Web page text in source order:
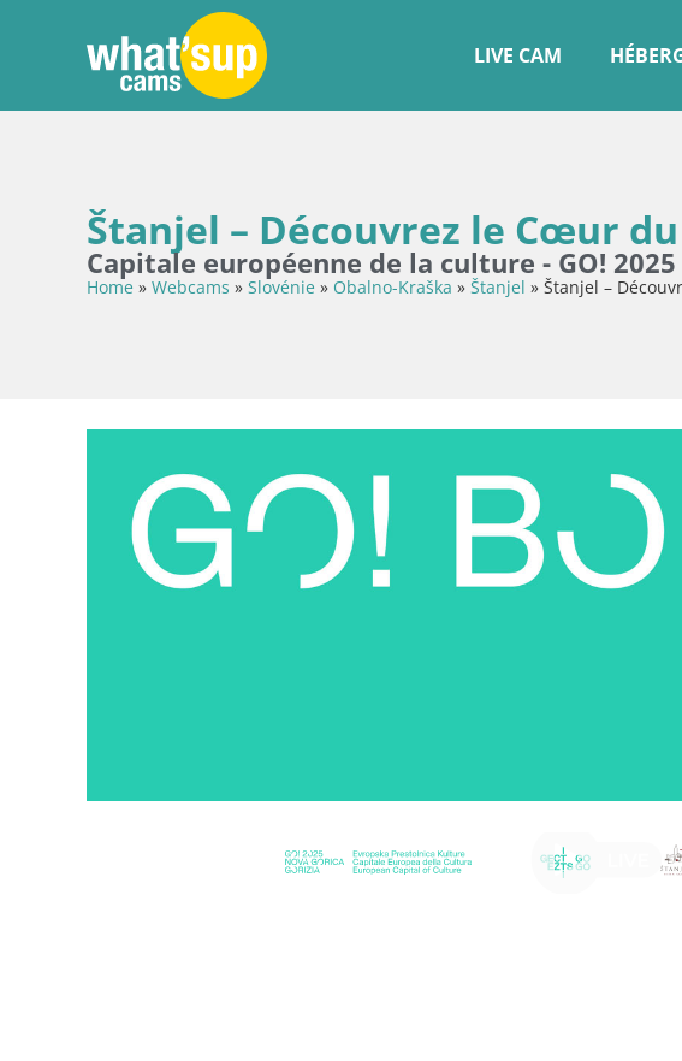
LIVE CAM
Štanjel – Découvrez le Cœur
Capitale européenne de la culture - GO! 2025 -
Home » Webcams » Slovénie » Obalno-Kraška » Štanjel » Štanjel –